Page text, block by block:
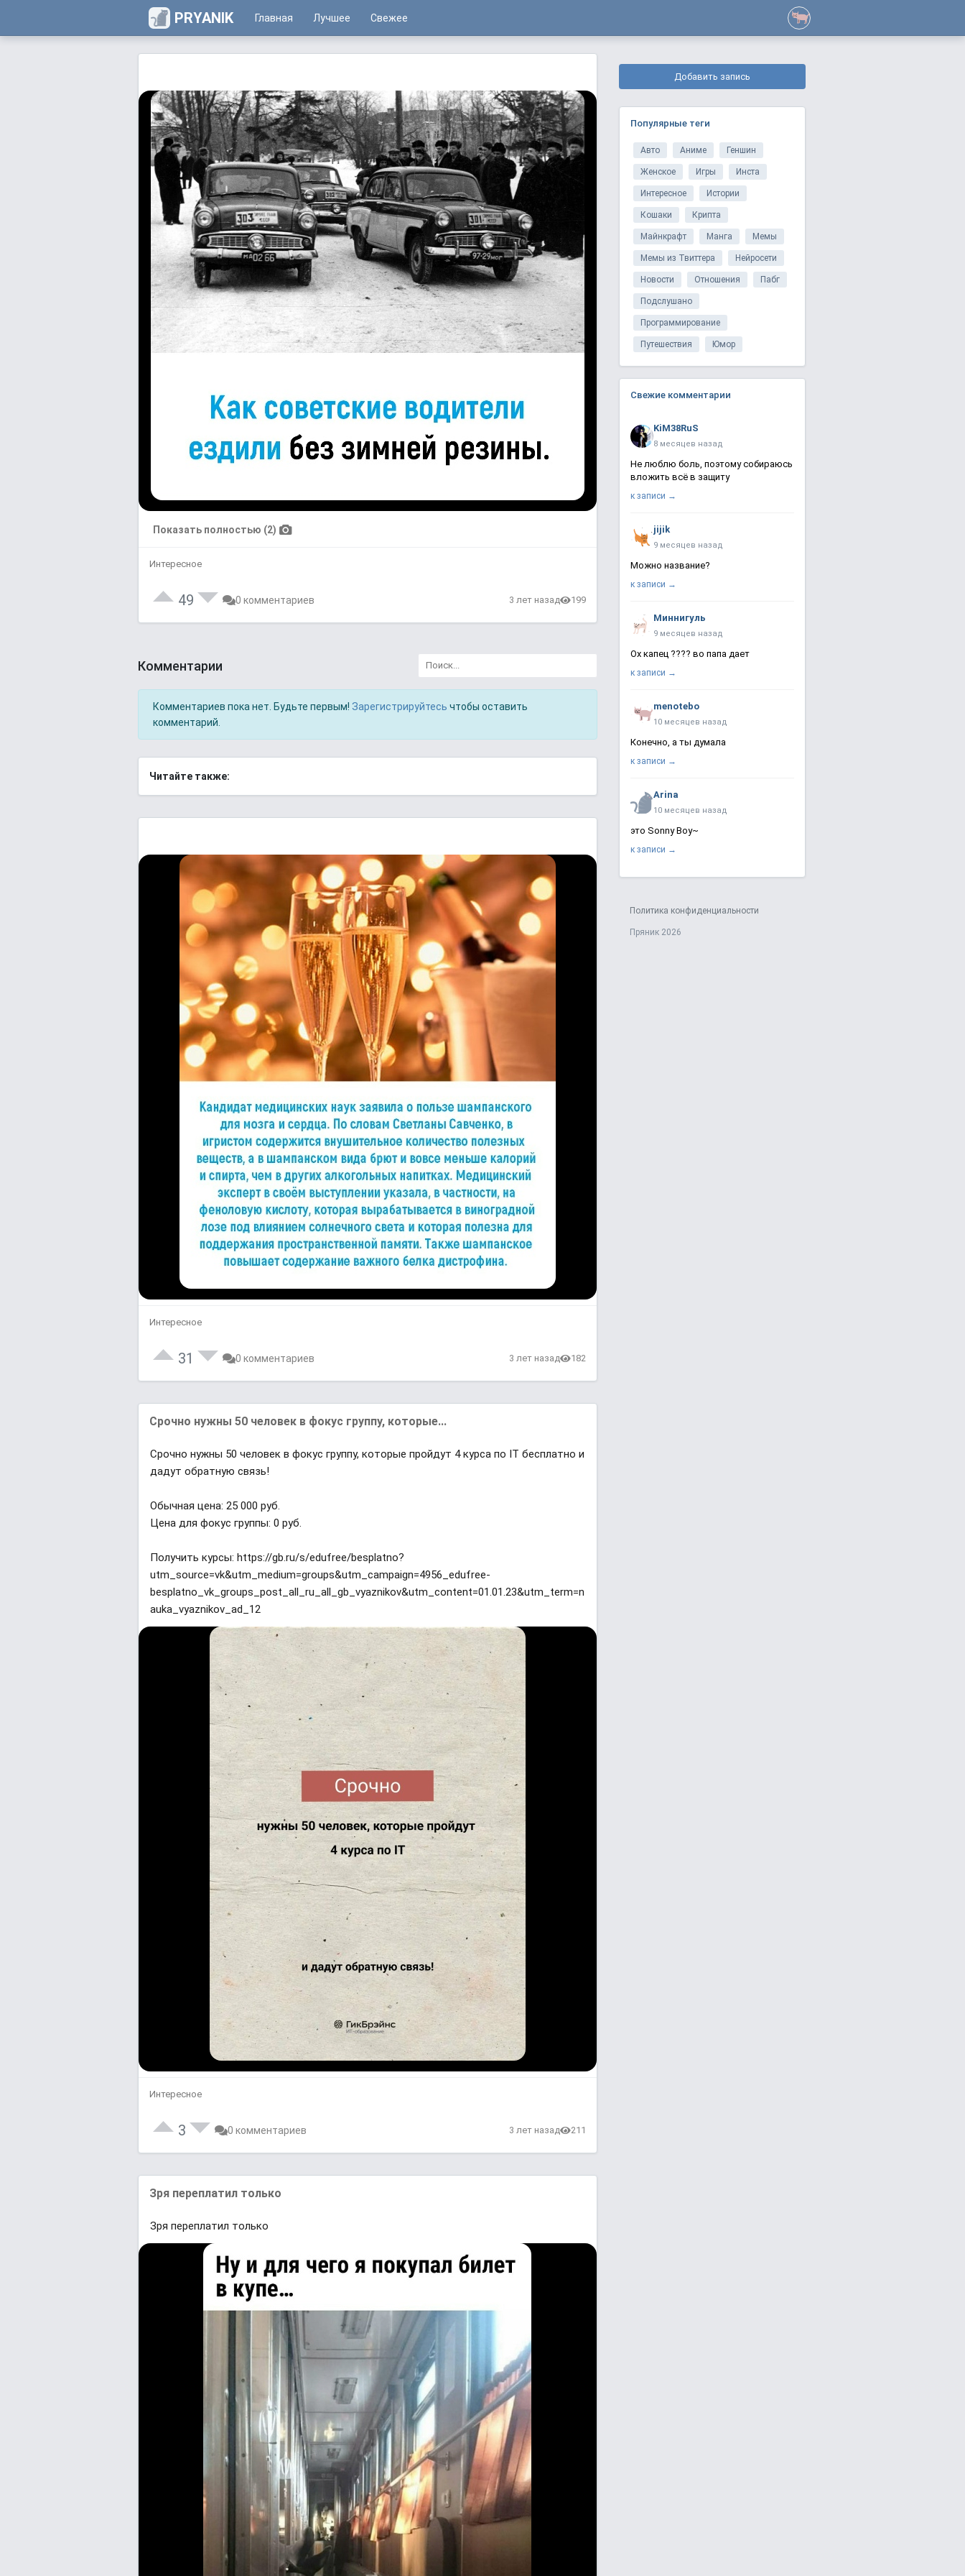
PRYANIK Главная Лучшее Свежее
Показать полностью (2)
Интересное
49 0 комментариев 3 лет назад 199
Комментарии
Комментариев пока нет. Будьте первым! Зарегистрируйтесь чтобы оставить
комментарий.
Читайте также:
Интересное
31 0 комментариев 3 лет назад 182
Срочно нужны 50 человек в фокус группу, которые...
Срочно нужны 50 человек в фокус группу, которые пройдут 4 курса по IT бесплатно и
дадут обратную связь!
Обычная цена: 25 000 руб.
Цена для фокус группы: 0 руб.
Получить курсы: https://gb.ru/s/edufree/besplatno?
utm_source=vk&utm_medium=groups&utm_campaign=4956_edufree-
besplatno_vk_groups_post_all_ru_all_gb_vyaznikov&utm_content=01.01.23&utm_term=n
auka_vyaznikov_ad_12
Интересное
3 0 комментариев 3 лет назад 211
Зря переплатил только
Зря переплатил только
Добавить запись
Популярные теги
Авто Аниме Геншин
Женское Игры Инста
Интересное Истории
Кошаки Крипта
Майнкрафт Манга Мемы
Мемы из Твиттера Нейросети
Новости Отношения Пабг
Подслушано
Программирование
Путешествия Юмор
Свежие комментарии
KiM38RuS
8 месяцев назад
Не люблю боль, поэтому собираюсь
вложить всё в защиту
к записи →
jijik
9 месяцев назад
Можно название?
к записи →
Миннигуль
9 месяцев назад
Ох капец ???? во папа дает
к записи →
menotebo
10 месяцев назад
Конечно, а ты думала
к записи →
Arina
10 месяцев назад
это Sonny Boy~
к записи →
Политика конфиденциальности
Пряник 2026